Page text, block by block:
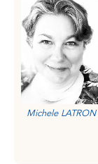
Michele LATRON